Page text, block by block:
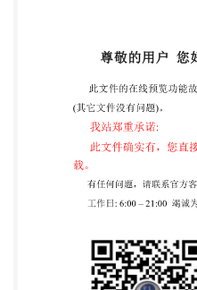
部分：一般单位重点部
存放场所； ——第3部分
——第4部分：商业批发
公共供水场所； ——第6
7部分：燃油供储场所；
场所； ——第9部分：旅
区； ——第13部分：娱乐
监管场所。 本部分代替